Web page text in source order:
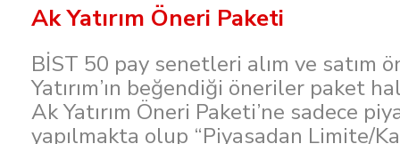
Ak Yatırım Öneri Paketi
BİST 50 pay senetleri alım ve satım
Yatırım’ın beğendiği öneriler paket
Ak Yatırım Öneri Paketi’ne sadece
yapılmakta olup “Piyasadan Limite/